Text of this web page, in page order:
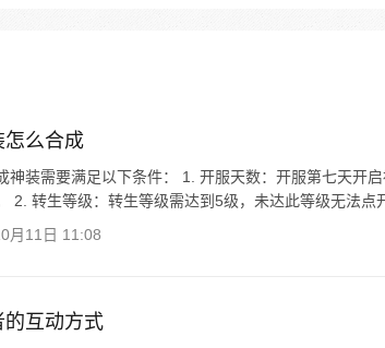
怎么合成
神装需要满足以下条件： 1. 开服天数：开服第七天开
2. 转生等级：转生等级需达到5级，未达此等级无法点
月11日 11:08
互动方式